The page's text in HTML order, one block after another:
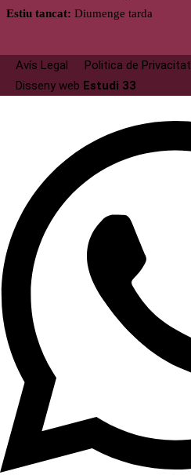
Estiu tancat: Diumenge tarda
Avís Legal Politica de Privacitat
Disseny web Estudi 33